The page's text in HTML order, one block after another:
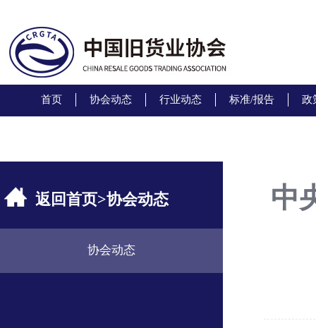
首页 协会动态 行业动态 标准/报告 政
返回首页>协会动态
协会动态
中